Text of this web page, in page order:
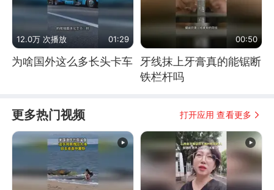
12.0万 次播放 01:29
为啥国外这么多长头卡车
00:50
牙线抹上牙膏真的能锯断
铁栏杆吗
更多热门视频 打开应用 查看更多